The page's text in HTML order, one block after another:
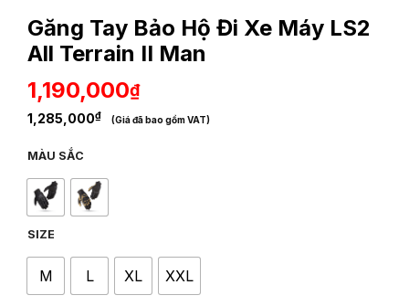
Găng Tay Bảo Hộ Đi Xe Máy LS2
All Terrain II Man
1,190,000₫
1,285,000₫ (Giá đã bao gồm VAT)
MÀU SẮC
SIZE
M L XL XXL